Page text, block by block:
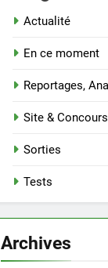
Actualité
En ce moment
Reportages,
Site & Concours
Sorties
Tests
Archives